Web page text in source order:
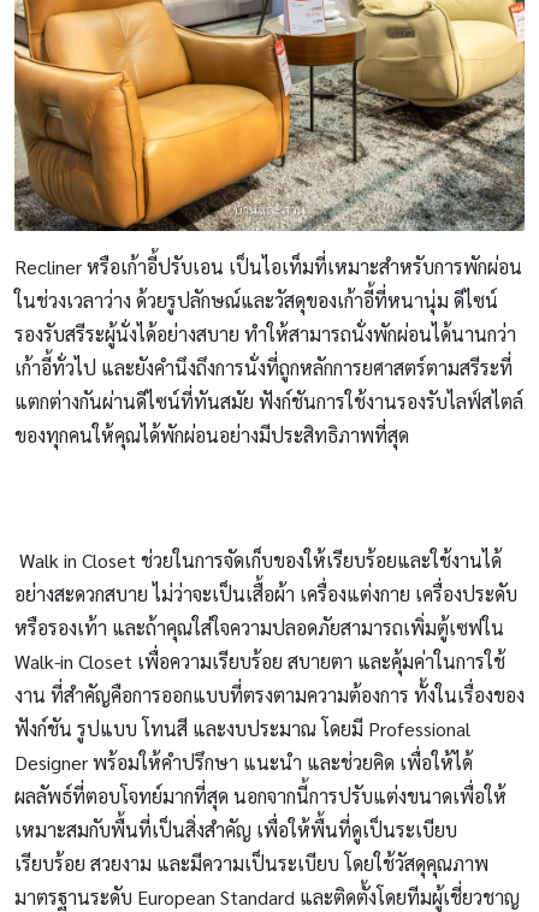
Recliner หรือเก้าอี้ปรับเอน เป็นไอเท็มที่เหมาะสำหรับการพักผ่อน
ในช่วงเวลาว่าง ด้วยรูปลักษณ์และวัสดุของเก้าอี้ที่หนานุ่ม ดีไซน์
รองรับสรีระผู้นั่งได้อย่างสบาย ทำให้สามารถนั่งพักผ่อนได้นานกว่า
เก้าอี้ทั่วไป และยังคำนึงถึงการนั่งที่ถูกหลักการยศาสตร์ตามสรีระที่
แตกต่างกันผ่านดีไซน์ที่ทันสมัย ฟังก์ชันการใช้งานรองรับไลฟ์สไตล์
ของทุกคนให้คุณได้พักผ่อนอย่างมีประสิทธิภาพที่สุด
Walk in Closet ช่วยในการจัดเก็บของให้เรียบร้อยและใช้งานได้
อย่างสะดวกสบาย ไม่ว่าจะเป็นเสื้อผ้า เครื่องแต่งกาย เครื่องประดับ
หรือรองเท้า และถ้าคุณใส่ใจความปลอดภัยสามารถเพิ่มตู้เซฟใน
Walk-in Closet เพื่อความเรียบร้อย สบายตา และคุ้มค่าในการใช้
งาน ที่สำคัญคือการออกแบบที่ตรงตามความต้องการ ทั้งในเรื่องของ
ฟังก์ชัน รูปแบบ โทนสี และงบประมาณ โดยมี Professional
Designer พร้อมให้คำปรึกษา แนะนำ และช่วยคิด เพื่อให้ได้
ผลลัพธ์ที่ตอบโจทย์มากที่สุด นอกจากนี้การปรับแต่งขนาดเพื่อให้
เหมาะสมกับพื้นที่เป็นสิ่งสำคัญ เพื่อให้พื้นที่ดูเป็นระเบียบ
เรียบร้อย สวยงาม และมีความเป็นระเบียบ โดยใช้วัสดุคุณภาพ
มาตรฐานระดับ European Standard และติดตั้งโดยทีมผู้เชี่ยวชาญ